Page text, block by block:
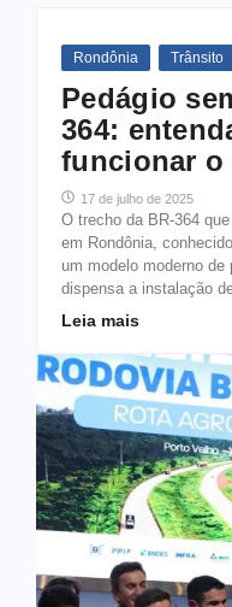
Rondônia Trânsito
Pedágio
364:
funcionar o
17 de julho de 2025
O trecho da BR-364
em Rondônia,
um modelo moderno
dispensa a instalação
Leia mais